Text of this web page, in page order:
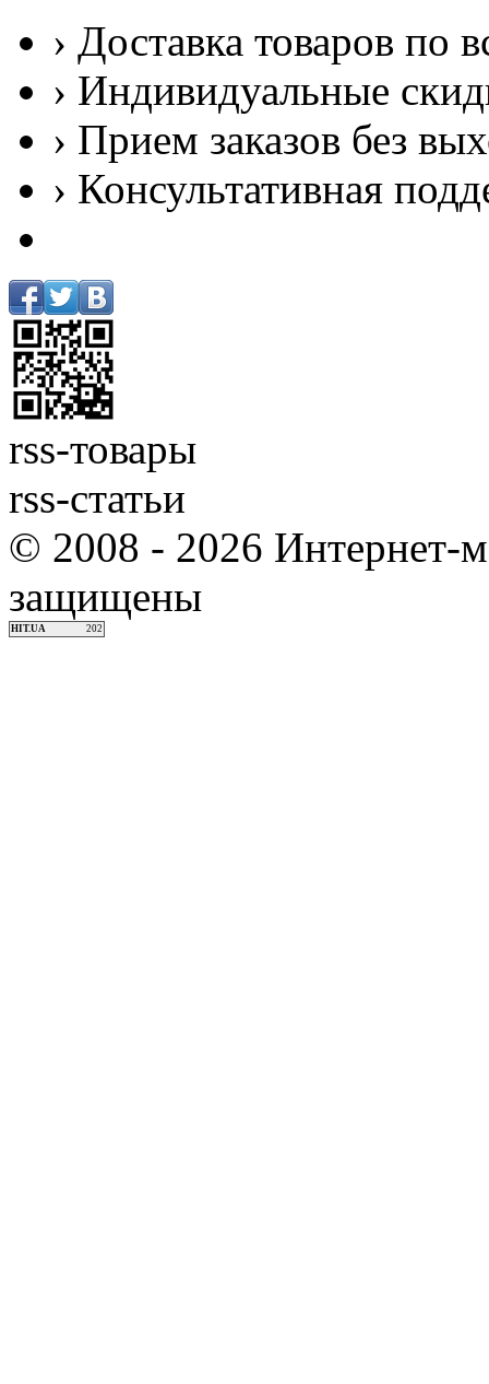
› Доставка товаров по
› Индивидуальные
› Прием заказов без
› Консультативная
rss-товары
rss-статьи
© 2008 - 2026 Интернет-
защищены
HIT.UA 202